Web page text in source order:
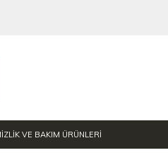
VE BAKIM ÜRÜNLERİ